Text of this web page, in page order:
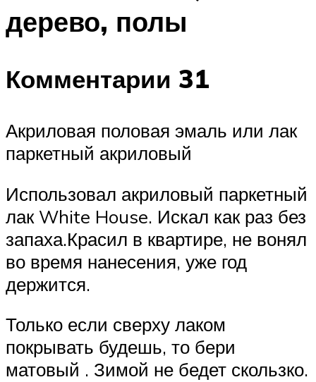
дерево, полы
Комментарии 31
Акриловая половая эмаль или лак
паркетный акриловый
Использовал акриловый паркетный
лак White House. Искал как раз без
запаха.Красил в квартире, не вонял
во время нанесения, уже год
держится.
Только если сверху лаком
покрывать будешь, то бери
матовый . Зимой не бедет скользко.